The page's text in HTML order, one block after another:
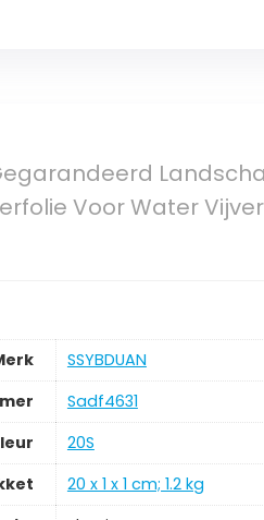
Voor Water
‎SSYBDUAN
‎Sadf4631
‎20S
‎20 x 1 x 1 cm; 1.2 kg